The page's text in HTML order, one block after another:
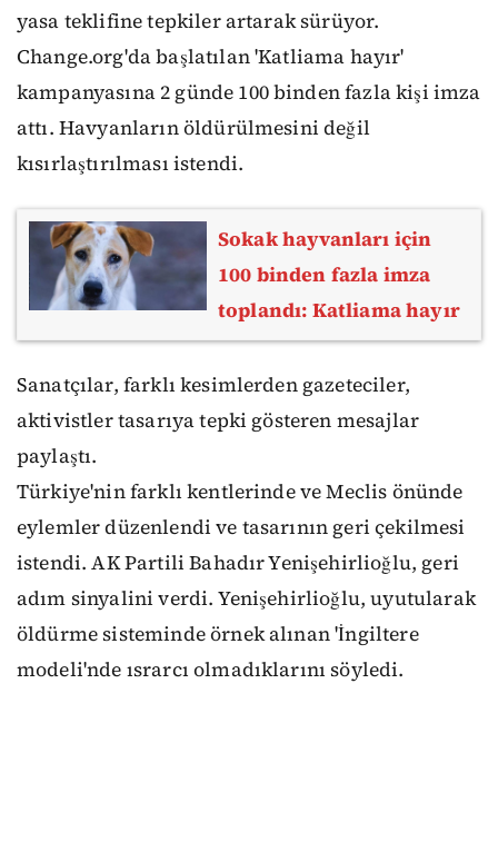
yasa teklifine tepkiler artarak sürüyor.
Change.org'da başlatılan 'Katliama hayır'
kampanyasına 2 günde 100 binden fazla kişi imza
attı. Havyanların öldürülmesini değil
kısırlaştırılması istendi.
Sokak hayvanları için
100 binden fazla imza
toplandı: Katliama hayır
Sanatçılar, farklı kesimlerden gazeteciler,
aktivistler tasarıya tepki gösteren mesajlar
paylaştı.
Türkiye'nin farklı kentlerinde ve Meclis önünde
eylemler düzenlendi ve tasarının geri çekilmesi
istendi. AK Partili Bahadır Yenişehirlioğlu, geri
adım sinyalini verdi. Yenişehirlioğlu, uyutularak
öldürme sisteminde örnek alınan 'İngiltere
modeli'nde ısrarcı olmadıklarını söyledi.